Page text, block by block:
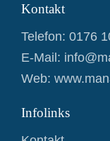
Kontakt
Telefon: 0176
E-Mail:
Web:
Infolinks